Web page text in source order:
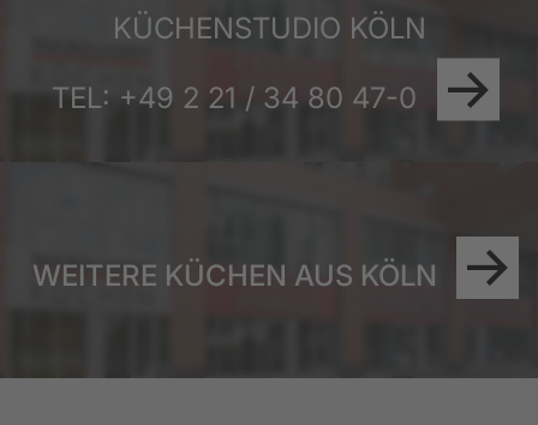
KÜCHENSTUDIO KÖLN
TEL: +49 2 21 / 34 80 47-0
WEITERE KÜCHEN AUS KÖLN